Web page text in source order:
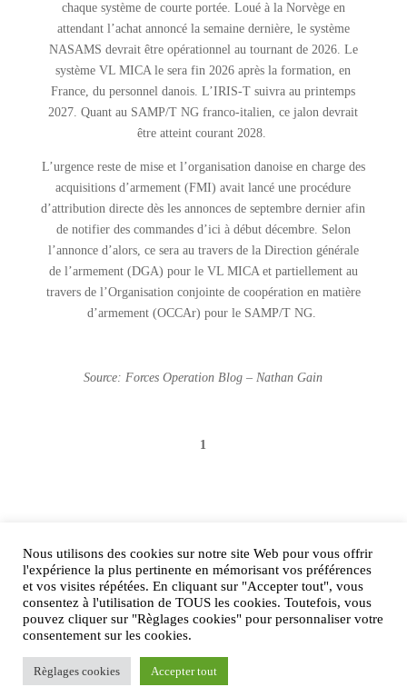
chaque système de courte portée. Loué à la Norvège en
attendant l’achat annoncé la semaine dernière, le système
NASAMS devrait être opérationnel au tournant de 2026. Le
système VL MICA le sera fin 2026 après la formation, en
France, du personnel danois. L’IRIS-T suivra au printemps
2027. Quant au SAMP/T NG franco-italien, ce jalon devrait
être atteint courant 2028.
L’urgence reste de mise et l’organisation danoise en charge des
acquisitions d’armement (FMI) avait lancé une procédure
d’attribution directe dès les annonces de septembre dernier afin
de notifier des commandes d’ici à début décembre. Selon
l’annonce d’alors, ce sera au travers de la Direction générale
de l’armement (DGA) pour le VL MICA et partiellement au
travers de l’Organisation conjointe de coopération en matière
d’armement (OCCAr) pour le SAMP/T NG.
Source: Forces Operation Blog – Nathan Gain
1
AIRtage 2024© Tous droits réservés
Mentions légales
Contactez-nous !
Nous utilisons des cookies sur notre site Web pour vous offrir
l'expérience la plus pertinente en mémorisant vos préférences
et vos visites répétées. En cliquant sur "Accepter tout", vous
consentez à l'utilisation de TOUS les cookies. Toutefois, vous
pouvez cliquer sur "Règlages cookies" pour personnaliser votre
consentement sur les cookies.
Règlages cookies Accepter tout